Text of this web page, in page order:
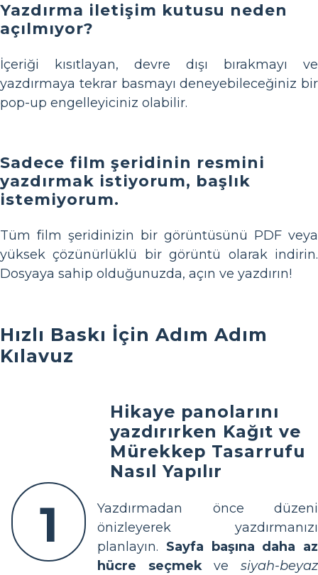
Yazdırma iletişim kutusu neden
açılmıyor?
İçeriği kısıtlayan, devre dışı bırakmayı ve
yazdırmaya tekrar basmayı deneyebileceğiniz bir
pop-up engelleyiciniz olabilir.
Sadece film şeridinin resmini
yazdırmak istiyorum, başlık
istemiyorum.
Tüm film şeridinizin bir görüntüsünü PDF veya
yüksek çözünürlüklü bir görüntü olarak indirin.
Dosyaya sahip olduğunuzda, açın ve yazdırın!
Hızlı Baskı İçin Adım Adım
Kılavuz
1
Hikaye panolarını
yazdırırken Kağıt ve
Mürekkep Tasarrufu
Nasıl Yapılır
Yazdırmadan önce düzeni
önizleyerek yazdırmanızı
planlayın. Sayfa başına daha az
hücre seçmekvesiyah-beyaz